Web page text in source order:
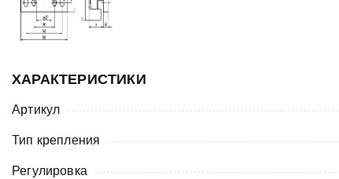
ХАРАКТЕРИСТИКИ
Артикул
Тип крепления
Регулировка